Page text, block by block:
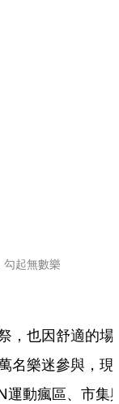
起無數樂
，也因舒適的場
名樂迷參與，現
運動瘋區、市集